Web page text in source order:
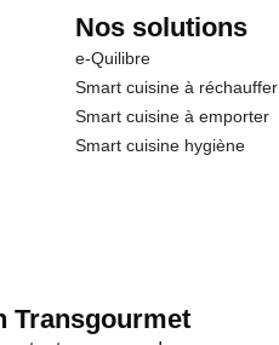
Nos solutions
e-Quilibre
Smart cuisine à réchauffer
Smart cuisine à emporter
Smart cuisine hygiène
Transgourmet